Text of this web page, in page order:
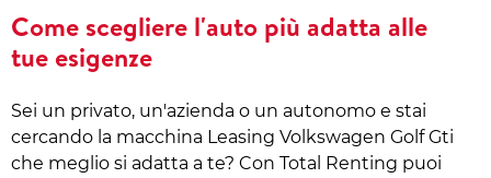
Come scegliere l'auto più adatta alle
tue esigenze
Sei un privato, un'azienda o un autonomo e stai
cercando la macchina Leasing Volkswagen Golf Gti
che meglio si adatta a te? Con Total Renting puoi